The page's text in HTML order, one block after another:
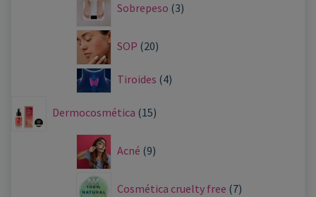
Sobrepeso 3
SOP 20
Tiroides 4
Dermocosmética 15
Acné 9
Cosmética cruelty free 7